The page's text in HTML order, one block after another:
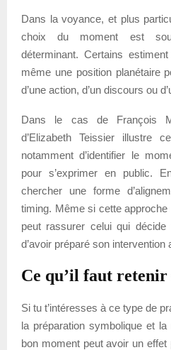
Dans la voyance, et plus
choix du moment est
déterminant. Certains
même une position planétaire
d’une action, d’un discours ou
Dans le cas de François
d’Elizabeth Teissier illustre
notamment d’identifier le
pour s’exprimer en public.
chercher une forme
timing. Même si cette approche
peut rassurer celui qui
d’avoir préparé son intervention
Ce qu’il faut
Si tu t’intéresses à ce type de
la préparation symbolique et
bon moment peut avoir un